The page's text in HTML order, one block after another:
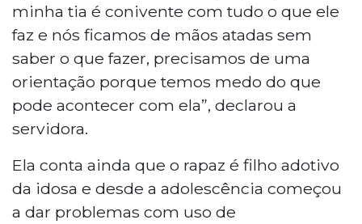
minha tia é conivente com tudo o que ele
faz e nós ficamos de mãos atadas sem
saber o que fazer, precisamos de uma
orientação porque temos medo do que
pode acontecer com ela”, declarou a
servidora.
Ela conta ainda que o rapaz é filho adotivo
da idosa e desde a adolescência começou
a dar problemas com uso de